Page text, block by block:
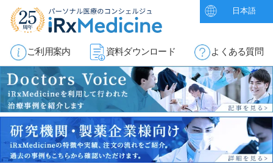
日本語
ご利用案内 資料ダウンロード よくある質問